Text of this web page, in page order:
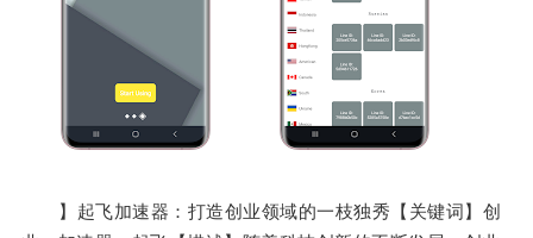
】起飞加速器：打造创业领域的一枝独秀【关键词】创